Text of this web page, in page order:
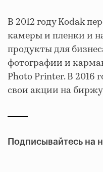
В 2012 году Kodak
камеры и пленки и
продукты для
фотографии и
Photo Printer. В 2016
свои акции на
Подписывайтесь на